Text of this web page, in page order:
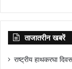
ताजातरीन खबरें
राष्ट्रीय हाथकरघा